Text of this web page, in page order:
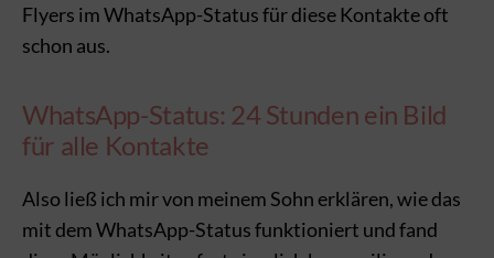
Flyers im WhatsApp-Status für diese Kontakte oft
schon aus.
WhatsApp-Status: 24 Stunden ein Bild
für alle Kontakte
Also ließ ich mir von meinem Sohn erklären, wie das
mit dem WhatsApp-Status funktioniert und fand